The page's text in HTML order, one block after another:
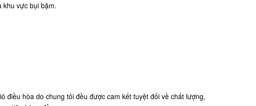
khu vực bụi bặm.
điều hòa do chung tôi đều được cam kết tuyệt đối về chất lượng,